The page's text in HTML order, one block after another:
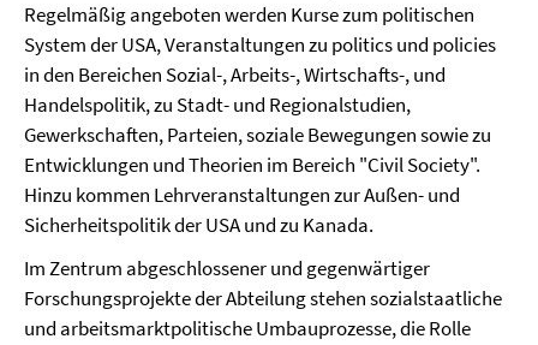
Regelmäßig angeboten werden Kurse zum politischen
System der USA, Veranstaltungen zu politics und policies
in den Bereichen Sozial-, Arbeits-, Wirtschafts-, und
Handelspolitik, zu Stadt- und Regionalstudien,
Gewerkschaften, Parteien, soziale Bewegungen sowie zu
Entwicklungen und Theorien im Bereich "Civil Society".
Hinzu kommen Lehrveranstaltungen zur Außen- und
Sicherheitspolitik der USA und zu Kanada.
Im Zentrum abgeschlossener und gegenwärtiger
Forschungsprojekte der Abteilung stehen sozialstaatliche
und arbeitsmarktpolitische Umbauprozesse, die Rolle